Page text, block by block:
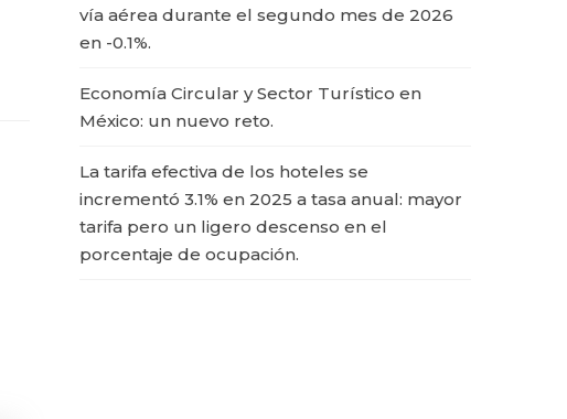
vía aérea durante el segundo mes de 2026
en -0.1%.
Economía Circular y Sector Turístico en
México: un nuevo reto.
La tarifa efectiva de los hoteles se
incrementó 3.1% en 2025 a tasa anual: mayor
tarifa pero un ligero descenso en el
porcentaje de ocupación.